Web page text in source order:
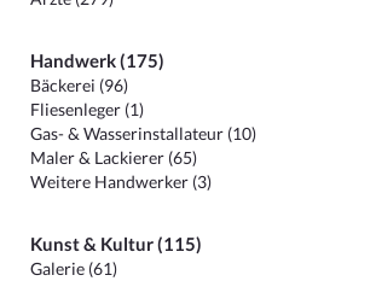
Handwerk (175)
Bäckerei (96)
Fliesenleger (1)
Gas- & Wasserinstallateur (10)
Maler & Lackierer (65)
Weitere Handwerker (3)
Kunst & Kultur (115)
Galerie (61)